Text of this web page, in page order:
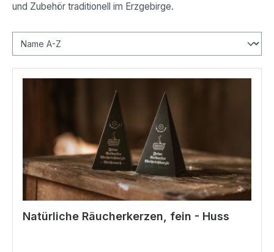
und Zubehör traditionell im Erzgebirge.
Natürliche Räucherkerzen, fein - Huss